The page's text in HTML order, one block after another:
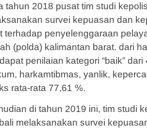
tahun 2018 pusat tim studi
survei kepuasan dan
terhadap penyelenggaraan
(polda) kalimantan barat. dari
penilaian kategori “baik”
harkamtibmas, yanlik,
rata-rata 77,61 %.
di tahun 2019 ini, tim studi
melaksanakan survei